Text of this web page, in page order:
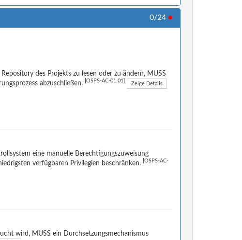
0/24 ●
des Projekts zu lesen oder zu ändern, MUSS
abzuschließen.
[OSPS-AC-01.01] Zeige Details
eine manuelle Berechtigungszuweisung
verfügbaren Privilegien beschränken.
[OSPS-AC-
wird, MUSS ein Durchsetzungsmechanismus